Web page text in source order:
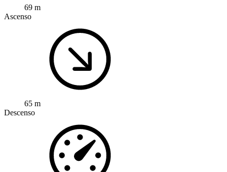
69 m
Ascenso
65 m
Descenso